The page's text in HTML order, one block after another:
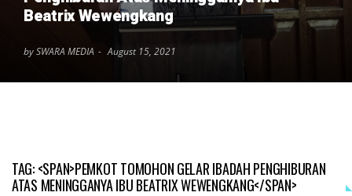
Beatrix Wewengkang
by SWARA MEDIA August 15, 2021
TAG: <SPAN>PEMKOT TOMOHON GELAR IBADAH PENGHIBURAN
ATAS MENINGGANYA IBU BEATRIX WEWENGKANG</SPAN>